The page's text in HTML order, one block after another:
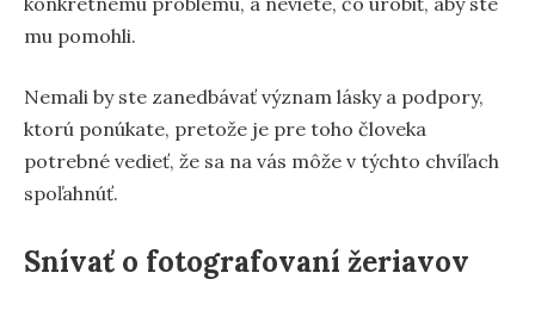
mu pomohli.
Nemali by ste zanedbávať význam lásky a podpory,
ktorú ponúkate, pretože je pre toho človeka
potrebné vedieť, že sa na vás môže v týchto chvíľach
spoľahnúť.
Snívať o fotografovaní žeriavov